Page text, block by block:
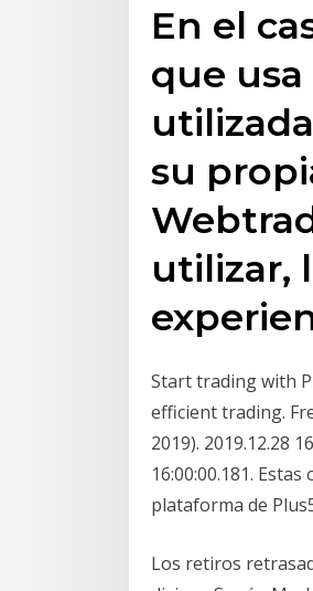
En el
que
su
utilizar,
Start trading with
efficient trading.
2019). 2019.12.28
16:00:00.181.
plataforma de
Los retiros